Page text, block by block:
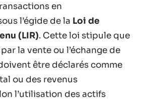
en
l’égide de la Loi de
(LIR). Cette loi stipule que
la vente ou l’échange de
être déclarés comme
ou des revenus
l’utilisation des actifs